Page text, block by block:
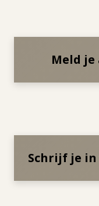
Meld
Schrijf je